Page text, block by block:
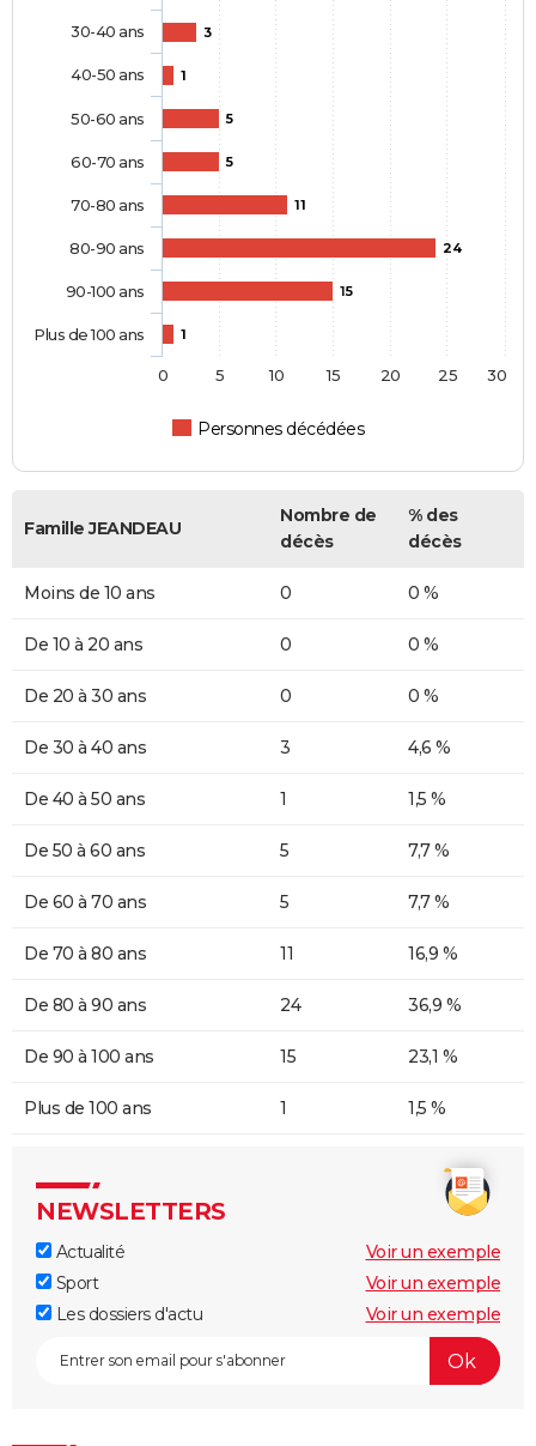
3
1
5
5
11
24
15
1
Personnes décédées
30-40 ans
40-50 ans
50-60 ans
60-70 ans
70-80 ans
80-90 ans
90-100 ans
Plus de 100 ans
0 5 10 15 20 25 30
Famille JEANDEAU
Nombre de
décès
% des
décès
Moins de 10 ans 0 0 %
De 10 à 20 ans 0 0 %
De 20 à 30 ans 0 0 %
De 30 à 40 ans 3 4,6 %
De 40 à 50 ans 1 1,5 %
De 50 à 60 ans 5 7,7 %
De 60 à 70 ans 5 7,7 %
De 70 à 80 ans 11 16,9 %
De 80 à 90 ans 24 36,9 %
De 90 à 100 ans 15 23,1 %
Plus de 100 ans 1 1,5 %
NEWSLETTERS
Actualité
Voir un exemple
Sport
Voir un exemple
Les dossiers d'actu
Voir un exemple